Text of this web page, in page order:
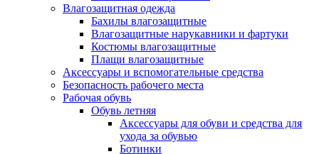
Влагозащитная одежда
Бахилы влагозащитные
Влагозащитные нарукавники и фартуки
Костюмы влагозащитные
Плащи влагозащитные
Аксессуары и вспомогательные средства
Безопасность рабочего места
Рабочая обувь
Обувь летняя
Аксессуары для обуви и средства для
ухода за обувью
Ботинки